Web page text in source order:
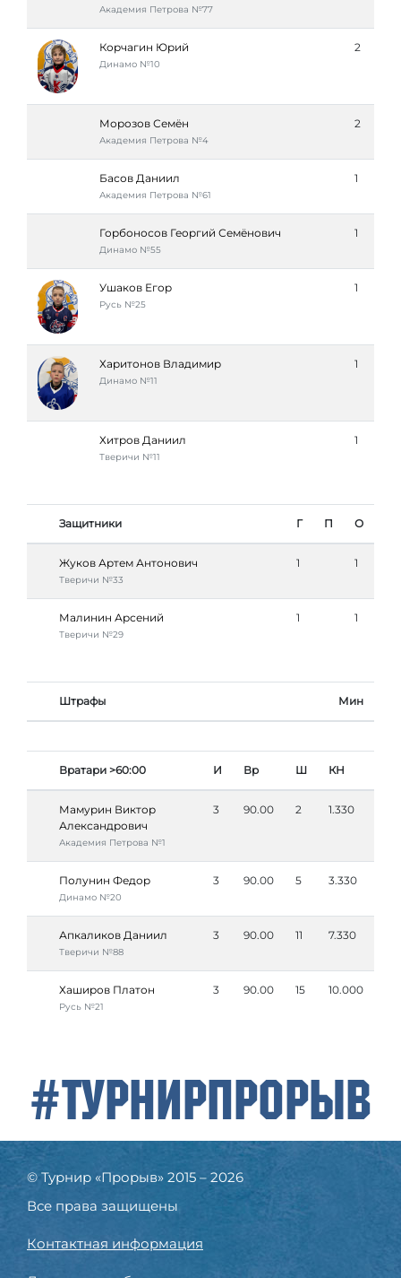
Академия Петровa №77
Корчагин Юрий
Динамо №10
2
Морозов Семён
Академия Петровa №4
2
Басов Даниил
Академия Петровa №61
1
Горбоносов Георгий Семёнович
Динамо №55
1
Ушаков Егор
Русь №25
1
Харитонов Владимир
Динамо №11
1
Хитров Даниил
Тверичи №11
1
Защитники Г П О
Жуков Артем Антонович
Тверичи №33
1 1
Малинин Арсений
Тверичи №29
1 1
Штрафы Мин
Вратари >60:00 И Вр Ш КН
Мамурин Виктор
Александрович
Академия Петровa №1
3 90.00 2 1.330
Полунин Федор
Динамо №20
3 90.00 5 3.330
Апкаликов Даниил
Тверичи №88
3 90.00 11 7.330
Хаширов Платон
Русь №21
3 90.00 15 10.000
#ТурнирПрорыв
© Турнир «Прорыв» 2015 – 2026
Все права защищены
Контактная информация